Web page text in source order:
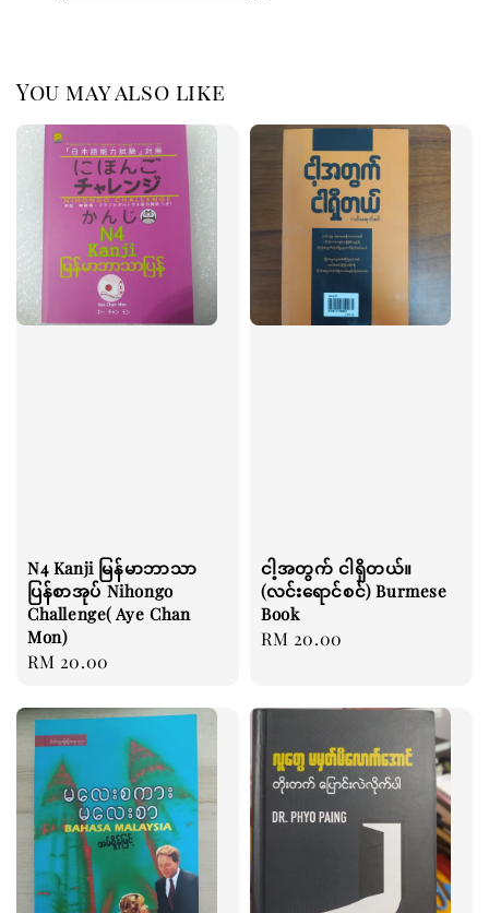
You may also like
N4 Kanji မြန်မာဘာသာ
ပြန်စာအုပ် Nihongo
Challenge( Aye Chan
Mon)
Regular
RM 20.00
ငါ့အတွက် ငါရှိတယ်။
(လင်းရောင်စင်) Burmese
Book
Regular
RM 20.00